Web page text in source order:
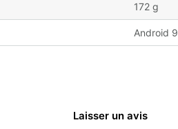
172 g
Android 9
Laisser un avis